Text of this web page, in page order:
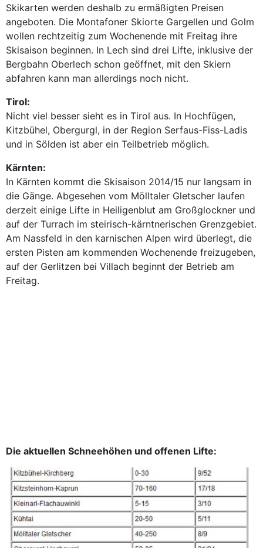
Skikarten werden deshalb zu ermäßigten Preisen
angeboten. Die Montafoner Skiorte Gargellen und Golm
wollen rechtzeitig zum Wochenende mit Freitag ihre
Skisaison beginnen. In Lech sind drei Lifte, inklusive der
Bergbahn Oberlech schon geöffnet, mit den Skiern
abfahren kann man allerdings noch nicht.
Tirol:
Nicht viel besser sieht es in Tirol aus. In Hochfügen,
Kitzbühel, Obergurgl, in der Region Serfaus-Fiss-Ladis
und in Sölden ist aber ein Teilbetrieb möglich.
Kärnten:
In Kärnten kommt die Skisaison 2014/15 nur langsam in
die Gänge. Abgesehen vom Mölltaler Gletscher laufen
derzeit einige Lifte in Heiligenblut am Großglockner und
auf der Turrach im steirisch-kärntnerischen Grenzgebiet.
Am Nassfeld in den karnischen Alpen wird überlegt, die
ersten Pisten am kommenden Wochenende freizugeben,
auf der Gerlitzen bei Villach beginnt der Betrieb am
Freitag.
Die aktuellen Schneehöhen und offenen Lifte: